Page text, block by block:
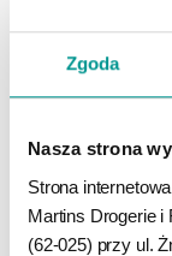
Zgoda
Nasza strona
Strona
Martins Drogerie
(62-025) przy ul.
krem do protez, 40 g
DO